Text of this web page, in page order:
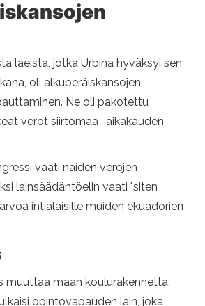
laeista, jotka Urbina hyväksyi sen
oli alkuperäiskansojen
Ne oli pakotettu
verot siirtomaa -aikakauden
vaati näiden verojen
lainsäädäntöelin vaati "siten
intialaisille muiden ekuadorien
muuttaa maan koulurakennetta.
opintovapauden lain, joka